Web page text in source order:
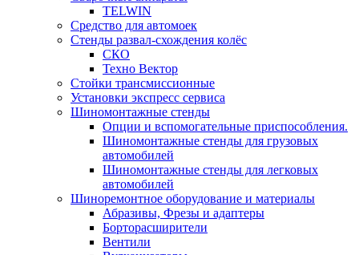
TELWIN
Средство для автомоек
Стенды развал-схождения колёс
СКО
Техно Вектор
Стойки трансмиссионные
Установки экспресс сервиса
Шиномонтажные стенды
Опции и вспомогательные приспособления.
Шиномонтажные стенды для грузовых
автомобилей
Шиномонтажные стенды для легковых
автомобилей
Шиноремонтное оборудование и материалы
Абразивы, Фрезы и адаптеры
Борторасширители
Вентили